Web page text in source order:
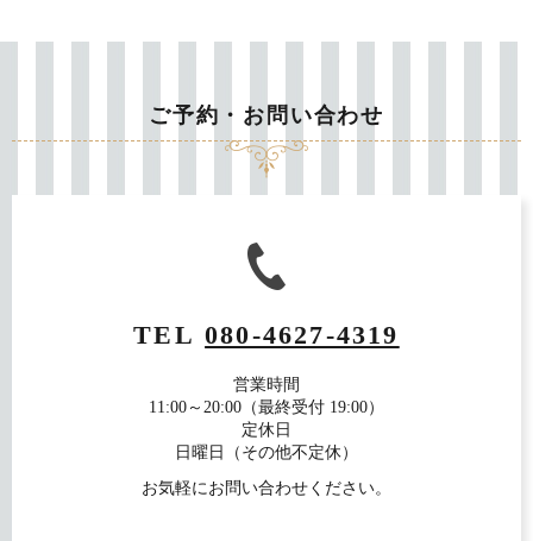
ご予約・お問い合わせ
TEL080-4627-4319
営業時間
11:00～20:00（最終受付 19:00）
定休日
日曜日（その他不定休）
お気軽にお問い合わせください。